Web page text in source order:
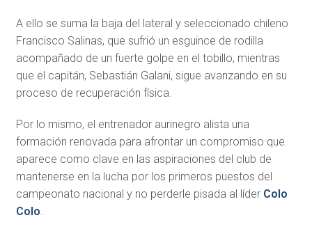
A ello se suma la baja del lateral y seleccionado chileno
Francisco Salinas, que sufrió un esguince de rodilla
acompañado de un fuerte golpe en el tobillo, mientras
que el capitán, Sebastián Galani, sigue avanzando en su
proceso de recuperación física.
Por lo mismo, el entrenador aurinegro alista una
formación renovada para afrontar un compromiso que
aparece como clave en las aspiraciones del club de
mantenerse en la lucha por los primeros puestos del
campeonato nacional y no perderle pisada al líder Colo
Colo.